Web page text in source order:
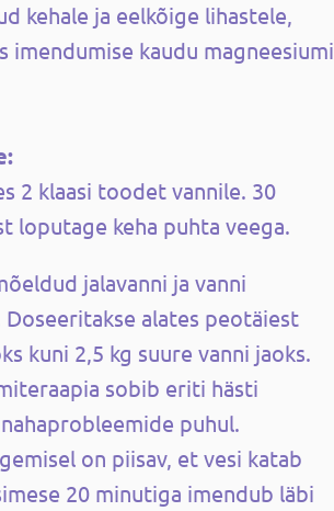
kehale ja eelkõige lihastele,
imendumise kaudu magneesiumi
2 klaasi toodet vannile. 30
loputage keha puhta veega.
jalavanni ja vanni
Doseeritakse alates peotäiest
kuni 2,5 kg suure vanni jaoks.
sobib eriti hästi
puhul.
on piisav, et vesi katab
20 minutiga imendub läbi